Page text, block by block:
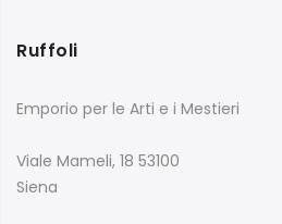
Ruffoli
Emporio per le Arti e i Mestieri
Viale Mameli, 18 53100
Siena